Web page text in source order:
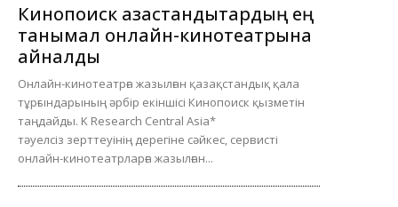
Кинопоиск қазақстандықтардың ең
танымал онлайн-кинотеатрына
айналды
Онлайн-кинотеатрға жазылған қазақстандық қала
тұрғындарының әрбір екіншісі Кинопоиск қызметін
таңдайды. K Research Central Asia*
тәуелсіз зерттеуінің дерегіне сәйкес, сервисті
онлайн-кинотеатрларға жазылған...